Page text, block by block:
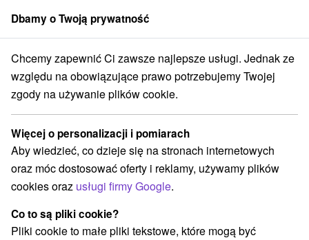
członek grupySorger
Dudince MEDICAL SILVER: Relaks w spa dla zdrowszego jutra
MEDICAL SILVER: Relaks w spa dla
zdrowszego jutra
Dom uzdrowiskowy Rubin
Uzdrowisko Dudince
Dudince
Wybierz datę
Dbamy o Twoją prywatność
Chcemy zapewnić Ci zawsze najlepsze usługi. Jednak ze
względu na obowiązujące prawo potrzebujemy Twojej
zgody na używanie plików cookie.
Więcej o personalizacji i pomiarach
Aby wiedzieć, co dzieje się na stronach internetowych
oraz móc dostosować oferty i reklamy, używamy plików
cookies oraz usługi firmy Google.
Co to są pliki cookie?
Pliki cookie to małe pliki tekstowe, które mogą być